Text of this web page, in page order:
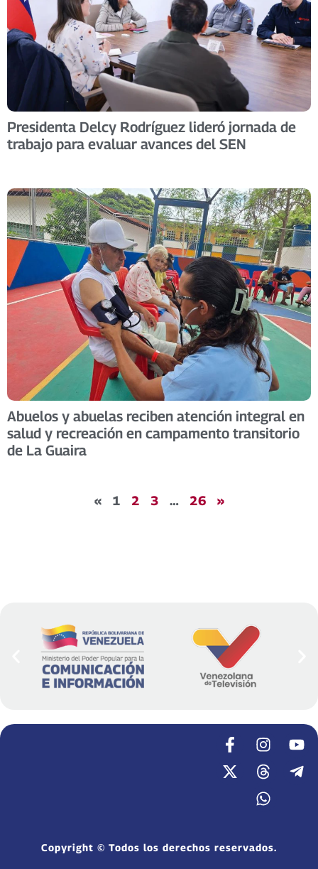
Presidenta Delcy Rodríguez lideró jornada de
trabajo para evaluar avances del SEN
Abuelos y abuelas reciben atención integral en
salud y recreación en campamento transitorio
de La Guaira
« 1 2 3 … 26 »
Copyright © Todos los derechos reservados.